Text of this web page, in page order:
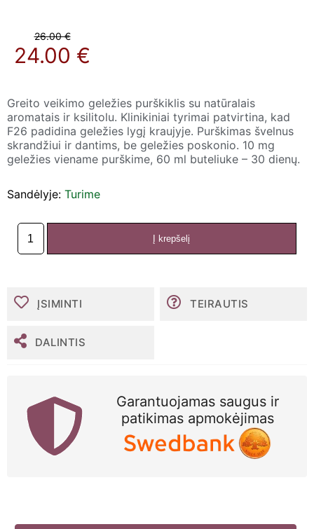
26.00 €
24.00 €
Greito veikimo geležies purškiklis su natūralais
aromatais ir ksilitolu. Klinikiniai tyrimai patvirtina, kad
F26 padidina geležies lygį kraujyje. Purškimas švelnus
skrandžiui ir dantims, be geležies poskonio. 10 mg
geležies viename purškime, 60 ml buteliuke – 30 dienų.
Sandėlyje: Turime
produkto
kiekis:
geležis,
Į krepšelį
ĮSIMINTI TEIRAUTIS
DALINTIS
Garantuojamas saugus ir
patikimas apmokėjimas